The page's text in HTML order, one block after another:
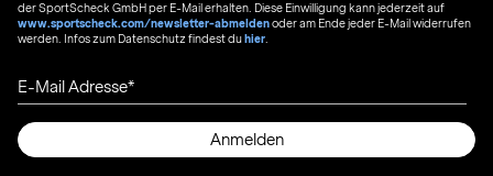
der SportScheck GmbH per E-Mail erhalten. Diese Einwilligung kann jederzeit auf
www.sportscheck.com/newsletter-abmeldenoder am Ende jeder E-Mail widerrufen
werden. Infos zum Datenschutz findest duhier
E-Mail Adresse
Anmelden